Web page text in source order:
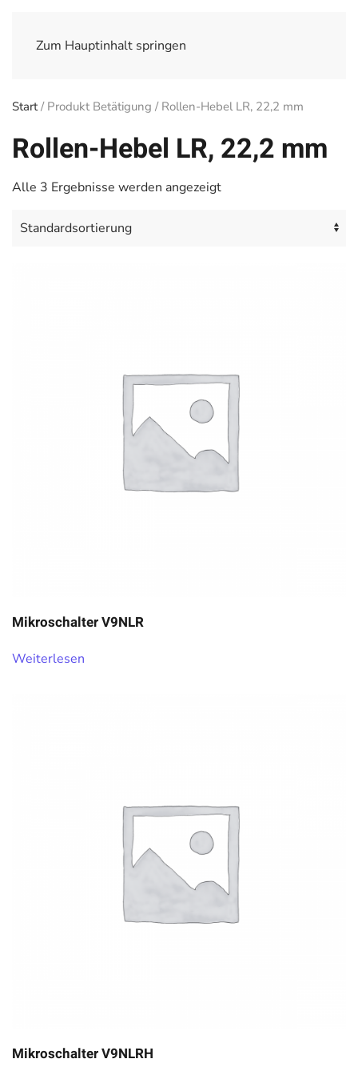
Zum Hauptinhalt springen
Start/ Produkt Betätigung / Rollen-Hebel LR, 22,2 mm
Rollen-Hebel LR, 22,2 mm
Alle 3 Ergebnisse werden angezeigt
Mikroschalter V9NLR
Weiterlesen
Mikroschalter V9NLRH